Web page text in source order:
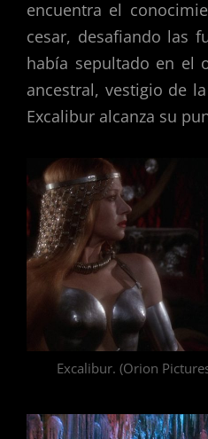
encuentra el
cesar, desafiando las
había sepultado en el
ancestral, vestigio de
Excalibur alcanza su
Excalibur. (Orion